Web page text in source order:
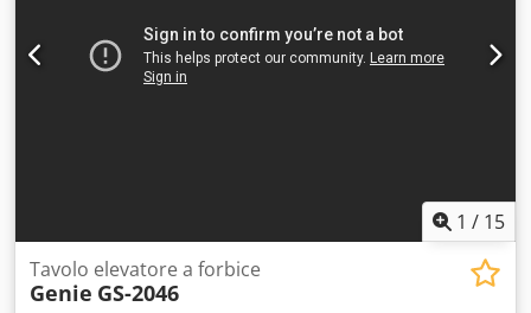
1 / 15
Tavolo elevatore a forbice
Genie GS-2046